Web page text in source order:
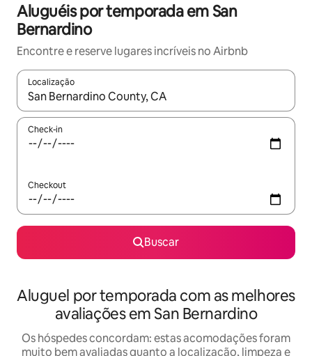
Aluguéis por temporada em San
Bernardino
Encontre e reserve lugares incríveis no Airbnb
Localização
Quando os resultados estiverem disponíveis, explore-os
Check-in
Checkout
Buscar
Aluguel por temporada com as melhores
avaliações em San Bernardino
Os hóspedes concordam: estas acomodações foram
muito bem avaliadas quanto a localização, limpeza e